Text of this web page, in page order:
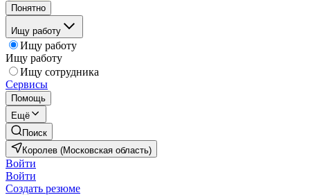
Понятно
Ищу работу
Ищу работу
Ищу работу
Ищу сотрудника
Сервисы
Помощь
Ещё
Поиск
Королев (Московская область)
Войти
Войти
Создать резюме